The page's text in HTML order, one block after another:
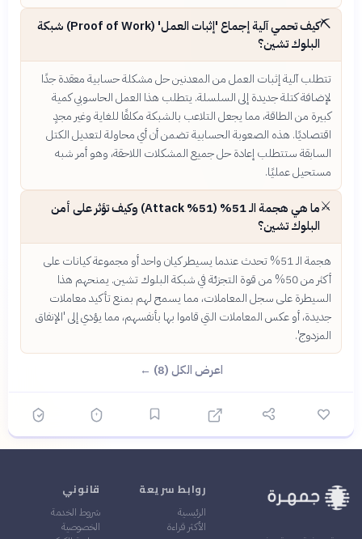
⛏️
كيف تحمي آلية إجماع 'إثبات العمل' (Proof of Work) شبكة
البلوك تشين؟
تتطلب آلية إثبات العمل من المعدنين حل مشكلة حسابية معقدة جدًا
لإضافة كتلة جديدة إلى السلسلة. يتطلب هذا العمل الحاسوبي كمية
كبيرة من الطاقة، مما يجعل التلاعب بالشبكة مكلفًا للغاية وغير مجدٍ
اقتصاديًا. هذه الصعوبة الحسابية تضمن أن أي محاولة لتعديل الكتل
السابقة ستتطلب إعادة حل جميع المشكلات اللاحقة، وهو أمر شبه
مستحيل عمليًا.
⚔️
ما هي هجمة الـ 51% (51% Attack) وكيف تؤثر على أمن
البلوك تشين؟
هجمة الـ 51% تحدث عندما يسيطر كيان واحد أو مجموعة كيانات على
أكثر من 50% من قوة التجزئة في شبكة البلوك تشين. يمنحهم هذا
السيطرة على سجل المعاملات، مما يسمح لهم بمنع تأكيد معاملات
جديدة، أو عكس المعاملات التي قاموا بها بأنفسهم، مما يؤدي إلى 'الإنفاق
المزدوج'.
اعرض الكل (8) ←
روابط سريعة
الرئيسية
الأكثر قراءة
قانوني
شروط الخدمة
الخصوصية